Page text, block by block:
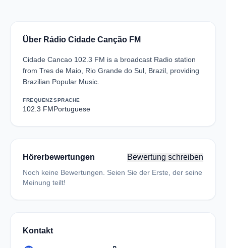
Über Rádio Cidade Canção FM
Cidade Cancao 102.3 FM is a broadcast Radio station
from Tres de Maio, Rio Grande do Sul, Brazil, providing
Brazilian Popular Music.
FREQUENZ
102.3 FM
SPRACHE
Portuguese
Hörerbewertungen Bewertung schreiben
Noch keine Bewertungen. Seien Sie der Erste, der seine
Meinung teilt!
Kontakt